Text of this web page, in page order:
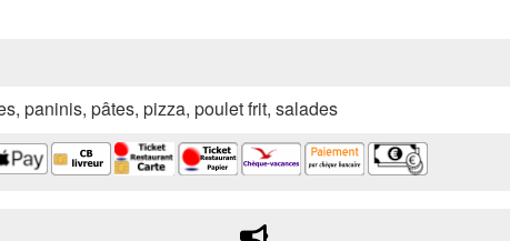
paninis, pâtes, pizza, poulet frit, salades